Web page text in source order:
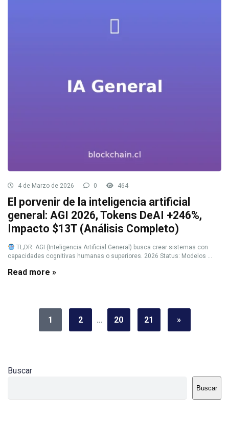
4 de Marzo de 2026 0 464
El porvenir de la inteligencia artificial
general: AGI 2026, Tokens DeAI +246%,
Impacto $13T (Análisis Completo)
TL;DR: AGI (Inteligencia Artificial General) busca crear sistemas con
capacidades cognitivas humanas o superiores. 2026 Status: Modelos ...
Read more »
1 2 … 20 21 »
Buscar
Buscar